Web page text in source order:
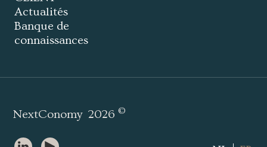
Actualités
Banque de
connaissances
NextConomy 2026©